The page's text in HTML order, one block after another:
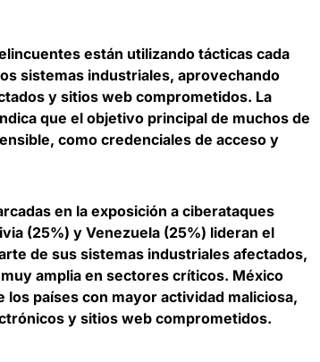
están utilizando tácticas cada
sistemas industriales, aprovechando
y sitios web comprometidos. La
que el objetivo principal de muchos de
como credenciales de acceso y
en la exposición a ciberataques
(25%) y Venezuela (25%) lideran el
de sus sistemas industriales afectados,
amplia en sectores críticos. México
países con mayor actividad maliciosa,
y sitios web comprometidos.